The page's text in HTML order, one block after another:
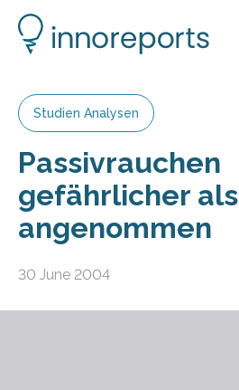
Studien Analysen
Passivrauchen
gefährlicher als
angenommen
30 June 2004